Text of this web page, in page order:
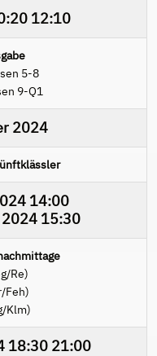
12:10
5-8
9-Q1
2024
14:00
2024 15:30
Re)
Feh)
Klm)
18:30 21:00